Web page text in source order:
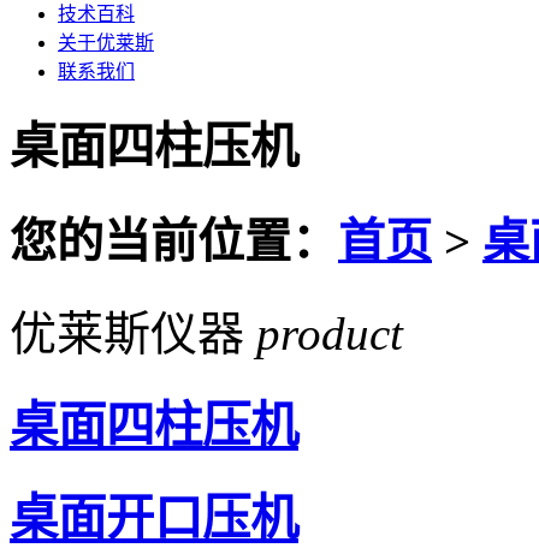
技术百科
关于优莱斯
联系我们
桌面四柱压机
您的当前位置： 首页 >
优莱斯仪器 product
桌面四柱压机
桌面开口压机